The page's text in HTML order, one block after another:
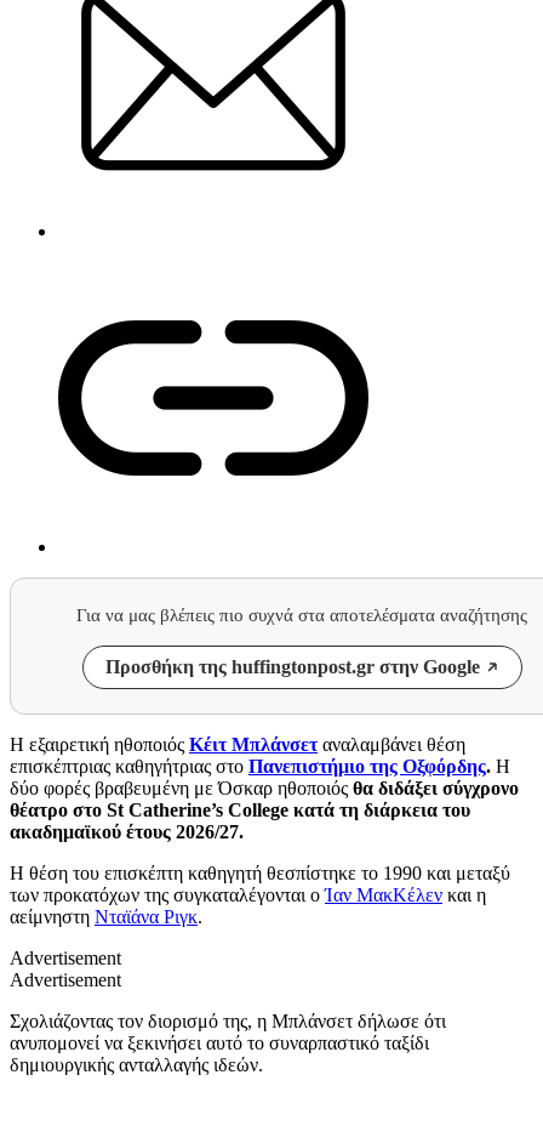
Για να μας βλέπεις πιο συχνά στα αποτελέσματα αναζήτησης
Προσθήκη της huffingtonpost.gr στην Google
Η εξαιρετική ηθοποιός Κέιτ Μπλάνσεταναλαμβάνει θέση
επισκέπτριας καθηγήτριας στο Πανεπιστήμιο της Οξφόρδης. Η
δύο φορές βραβευμένη με Όσκαρ ηθοποιός θα διδάξει σύγχρονο
θέατρο στο St Catherine’s College κατά τη διάρκεια του
ακαδημαϊκού έτους 2026/27.
Η θέση του επισκέπτη καθηγητή θεσπίστηκε το 1990 και μεταξύ
των προκατόχων της συγκαταλέγονται οΊαν ΜακΚέλεν και η
αείμνηστη Νταϊάνα Ριγκ.
Advertisement
Advertisement
Σχολιάζοντας τον διορισμό της, η Μπλάνσετ δήλωσε ότι
ανυπομονεί να ξεκινήσει αυτό το συναρπαστικό ταξίδι
δημιουργικής ανταλλαγής ιδεών.